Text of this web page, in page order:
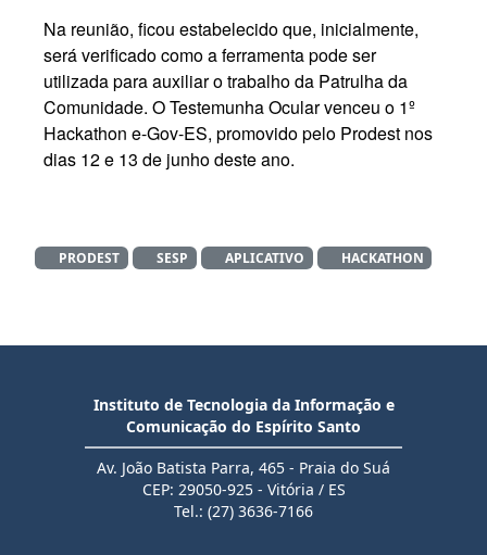
Na reunião, ficou estabelecido que, inicialmente,
será verificado como a ferramenta pode ser
utilizada para auxiliar o trabalho da Patrulha da
Comunidade. O Testemunha Ocular venceu o 1º
Hackathon e-Gov-ES, promovido pelo Prodest nos
dias 12 e 13 de junho deste ano.
PRODEST SESP APLICATIVO HACKATHON
Instituto de Tecnologia da Informação e
Comunicação do Espírito Santo
Av. João Batista Parra, 465 - Praia do Suá
CEP: 29050-925 - Vitória / ES
Tel.: (27) 3636-7166